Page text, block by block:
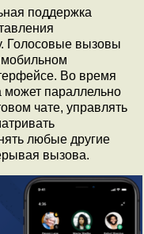
поддержка
Голосовые вызовы
мобильном
Во время
может параллельно
чате, управлять
любые другие
вызова.